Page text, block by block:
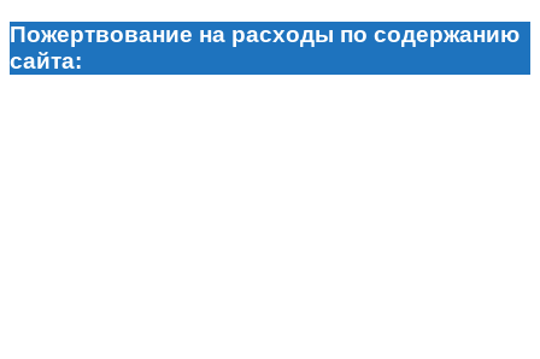
Пожертвование на расходы по содержанию
сайта: